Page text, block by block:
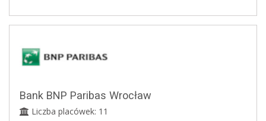
Bank BNP Paribas Wrocław
Liczba placówek: 11